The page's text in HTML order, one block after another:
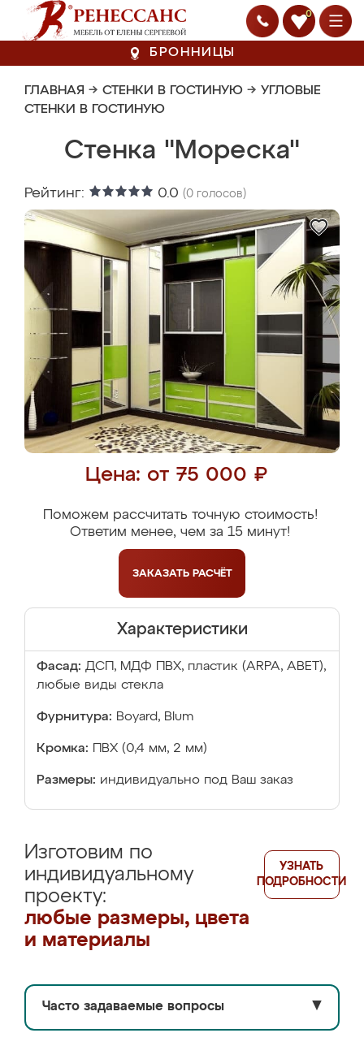
0
БРОННИЦЫ
ГЛАВНАЯ → СТЕНКИ В ГОСТИНУЮ → УГЛОВЫЕ
СТЕНКИ В ГОСТИНУЮ
Стенка "Мореска"
Рейтинг: 0.0 (0 голосов)
Цена: от 75 000 ₽
Поможем рассчитать точную стоимость!
Ответим менее, чем за 15 минут!
ЗАКАЗАТЬ РАСЧЁТ
Характеристики
Фасад: ДСП, МДФ ПВХ, пластик (ARPA, ABET),
любые виды стекла
Фурнитура: Boyard, Blum
Кромка: ПВХ (0,4 мм, 2 мм)
Размеры: индивидуально под Ваш заказ
Изготовим по
индивидуальному
проекту:
любые размеры, цвета
и материалы
УЗНАТЬ
ПОДРОБНОСТИ
Часто задаваемые вопросы ▼